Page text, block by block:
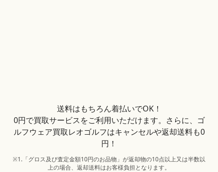
送料はもちろん着払いでOK！
0円で買取サービスをご利用いただけます。さらに、ゴ
ルフウェア買取レオゴルフはキャンセルや返却送料も0
円！
※1.「グロス及び査定金額10円のお品物」が返却物の10点以上又は半数以
上の場合、返却送料はお客様負担となります。